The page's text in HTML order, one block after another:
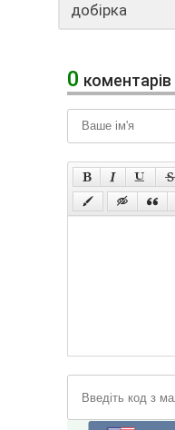
добірка
0 коментарів